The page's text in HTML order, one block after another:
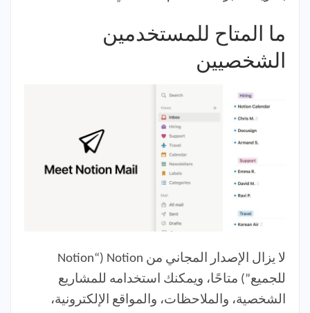
ما المتاح للمستخدمين
الشخصيين
لا يزال الإصدار المجاني من Notion (“Notion
للجميع”) متاحًا، ويمكنك استخدامه للمشاريع
الشخصية، والملاحظات، والمواقع الإلكترونية،